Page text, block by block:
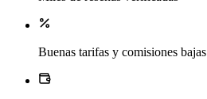
Buenas tarifas y comisiones bajas